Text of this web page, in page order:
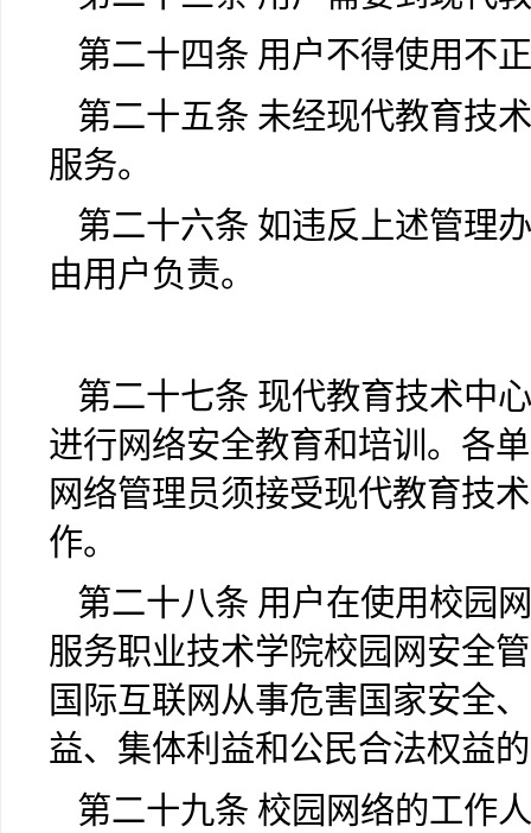
第二十四条 用户不得使用不
第二十五条 未经现代教育技
服务。
第二十六条 如违反上述管理
由用户负责。
第二十七条 现代教育技术中
进行网络安全教育和培训。各
网络管理员须接受现代教育技
作。
第二十八条 用户在使用校园
服务职业技术学院校园网安全
国际互联网从事危害国家安全
益、集体利益和公民合法权益
第二十九条 校园网络的工作